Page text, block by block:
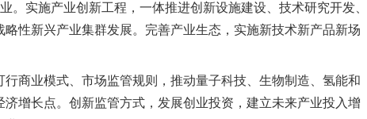
实施产业创新工程，一体推进创新设施建设、技术研究开发、
性新兴产业集群发展。完善产业生态，实施新技术新产品新场
业模式、市场监管规则，推动量子科技、生物制造、氢能和
增长点。创新监管方式，发展创业投资，建立未来产业投入增